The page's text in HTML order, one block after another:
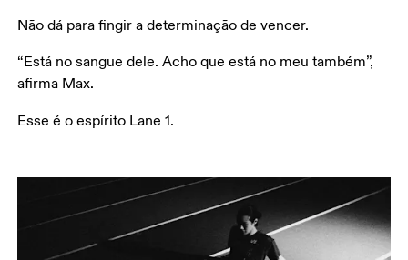
Não dá para fingir a determinação de vencer.
“Está no sangue dele. Acho que está no meu também”,
afirma Max.
Esse é o espírito Lane 1.